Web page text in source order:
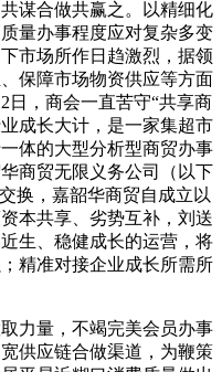
合做共赢之。以精细化
量办事程度应对复杂多变
市场所作日趋激烈，据领
保障市场物资供应等方面
日，商会一直苦守“共享商
成长大计，是一家集超市
体的大型分析型商贸办事
商贸无限义务公司（以下
换，嘉韶华商贸自成立以
本共享、劣势互补，刘送
生、稳健成长的运营，将
精准对接企业成长所需所
量，不竭完美会员办事
供应链合做渠道，为鞭策